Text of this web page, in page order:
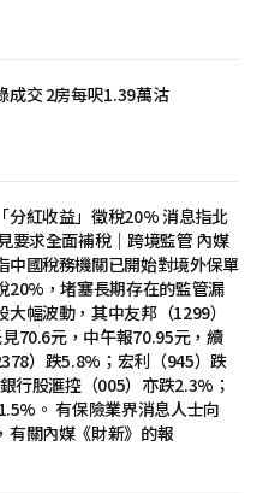
成交 2房每呎1.39萬沽
分紅收益」徵稅20% 消息指北
要求全面補稅｜跨境監管 內媒
中國稅務機關已開始對境外保單
20%，堵塞長期存在的監管漏
幅波動，其中友邦（1299）
70.6元，中午報70.95元，續
）跌5.8%；宏利（945）跌
行股滙控（005）亦跌2.3%；
。 有保險業界消息人士向
有關內媒《財新》的報